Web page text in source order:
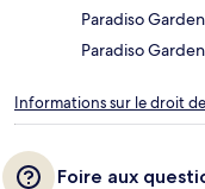
Paradiso
Paradiso
Informations sur le droit
Foire aux